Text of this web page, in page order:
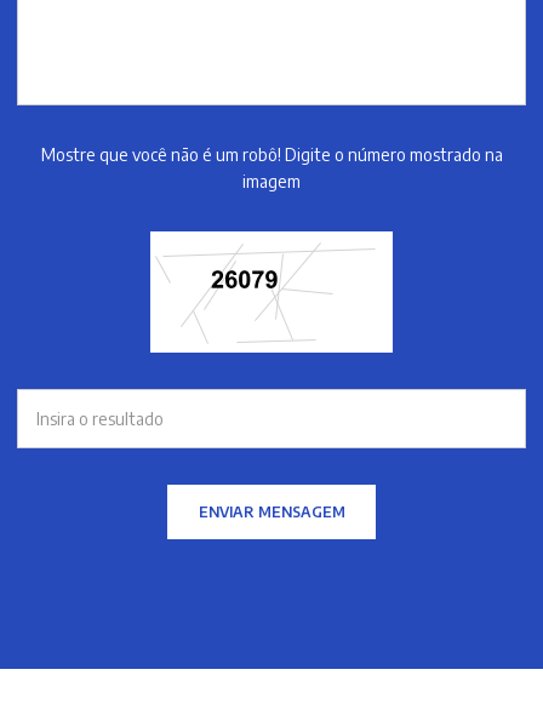
Mostre que você não é um robô! Digite o número mostrado na
imagem
ENVIAR MENSAGEM